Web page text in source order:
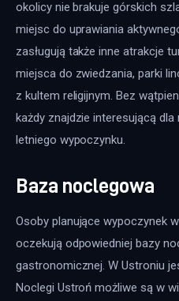
okolicy nie brakuje górskich
miejsc do uprawiania
zasługują także inne atrakcje
miejsca do zwiedzania, parki
z kultem religijnym. Bez
każdy znajdzie interesującą
letniego wypoczynku.
Baza noclegowa
Osoby planujące wypoczynek
oczekują odpowiedniej bazy
gastronomicznej. W Ustroniu
Noclegi Ustroń możliwe są w